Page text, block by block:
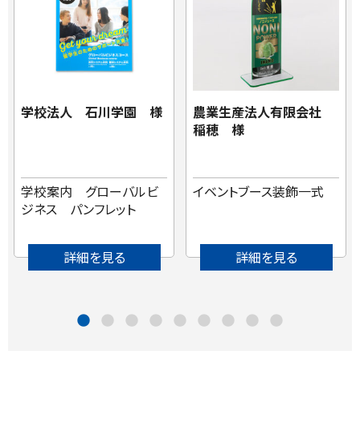
学校法人 石川学園 様
学校案内 グローバルビ
ジネス パンフレット
詳細を見る
農業生産法人有限会社
稲穂 様
イベントブース装飾一式
詳細を見る